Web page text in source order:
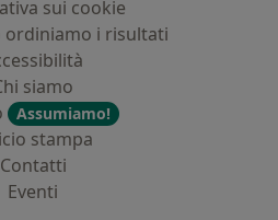
sui cookie
ordiniamo i risultati
siamo
Assumiamo!
stampa
Contatti
Eventi